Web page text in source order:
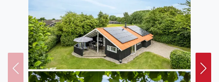
Naturgrundstück. Die Entfernung zum Meer beträgt
300 m. Die nächste Einkaufsmöglichkeit liegt 12000 m
entfernt. In einem Abstand von 20000 m gibt es einen
Golfplatz. Es steht ein offenes Terrassenareal zur
Verfügung. Außerdem gibt es überdachte Terrasse.
Schaukel. Sandkasten. Es steht ein Grill zur Verfügung.
Parkplatz auf dem Grundstück.